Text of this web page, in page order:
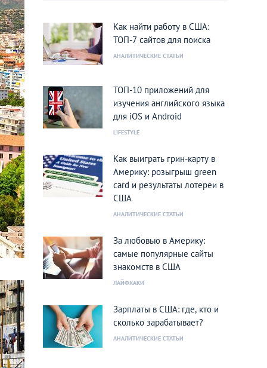
Как найти работу в США:
ТОП-7 сайтов для поиска
АНАЛИТИЧЕСКИЕ СТАТЬИ
ТОП-10 приложений для
изучения английского языка
для iOS и Android
LIFESTYLE
Как выиграть грин-карту в
Америку: розыгрыш green
card и результаты лотереи в
США
АНАЛИТИЧЕСКИЕ СТАТЬИ
За любовью в Америку:
самые популярные сайты
знакомств в США
ЛАЙФХАКИ
Зарплаты в США: где, кто и
сколько зарабатывает?
АНАЛИТИЧЕСКИЕ СТАТЬИ